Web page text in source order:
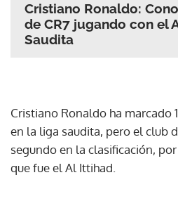
Cristiano Ronaldo:
de CR7 jugando con el
Saudita
Cristiano Ronaldo ha marcado
en la liga saudita, pero el club
segundo en la clasificación,
que fue el Al Ittihad.